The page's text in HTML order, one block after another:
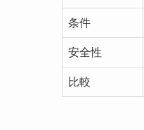
条件
安全性
比較